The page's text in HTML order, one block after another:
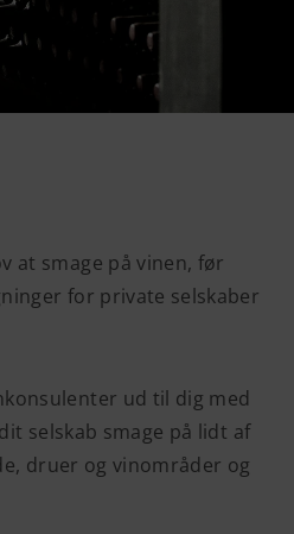
at smage på vinen, før
for private selskaber
ud til dig med
selskab smage på lidt af
druer og vinområder og